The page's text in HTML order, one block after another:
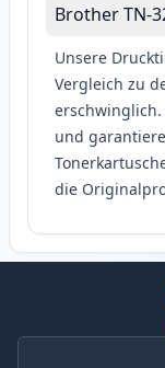
Brother TN-
Unsere
Vergleich zu
und
die